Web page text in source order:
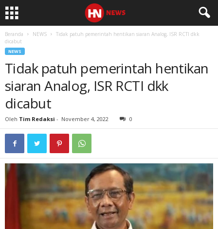
Beranda NEWS
Tidak patuh pemerintah hentikan siaran Analog, ISR RCTI dkk
dicabut
NEWS
Tidak patuh pemerintah hentikan
siaran Analog, ISR RCTI dkk
dicabut
Oleh Tim Redaksi - November 4, 2022 0